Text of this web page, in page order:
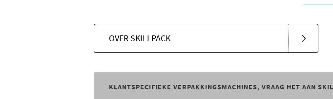
OVER SKILLPACK
KLANTSPECIFIEKE VERPAKKINGSMACHINES, VRAAG HET AAN